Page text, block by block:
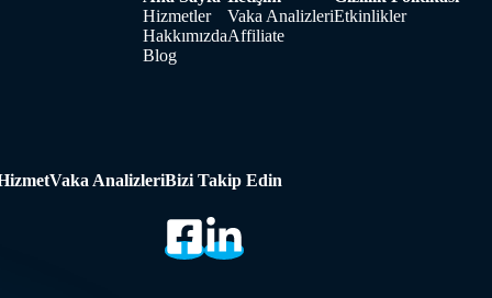
Hizmetler
Hakkımızda
Blog
Vaka Analizleri
Affiliate
Etkinlikler
Vaka AnalizleriBizi Takip Edin